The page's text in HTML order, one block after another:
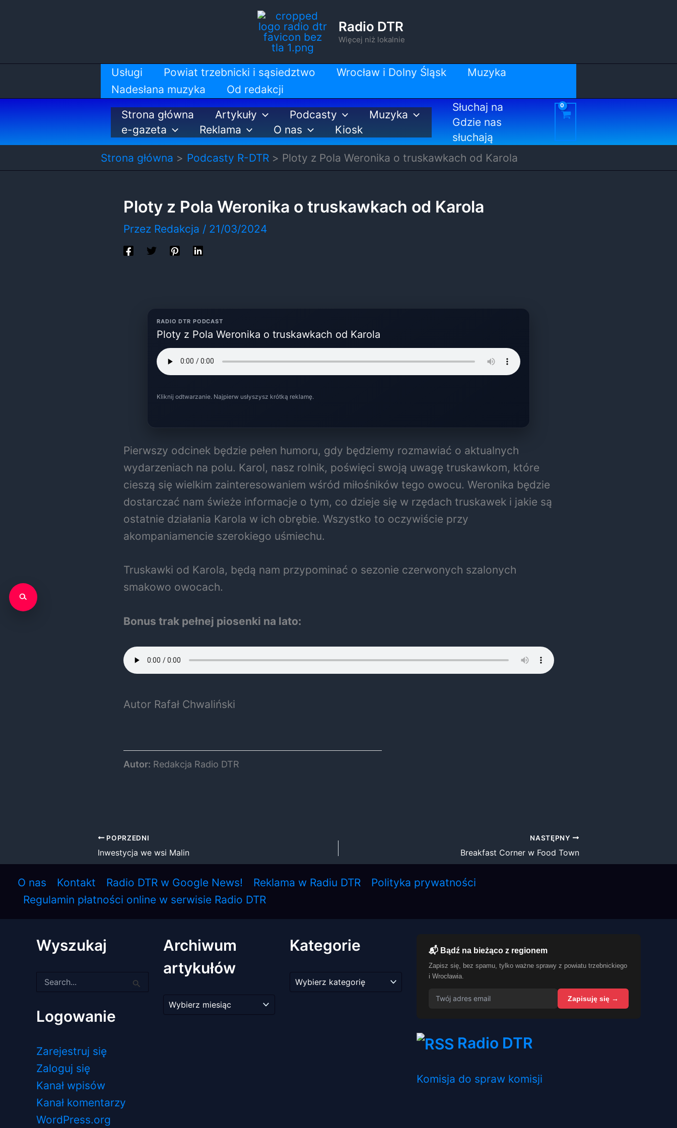
Radio DTR
Więcej niż lokalnie
Usługi Powiat trzebnicki i sąsiedztwo Wrocław i Dolny Śląsk
Muzyka
Nadesłana muzyka
Od redakcji
Strona główna
Artykuły Podcasty
Muzyka
e-gazeta
Reklama O nas Kiosk
Słuchaj na
Gdzie nas
słuchają
Strona główna
Podcasty R-DTR Ploty z Pola Weronika o truskawkach od Karola
Ploty z Pola Weronika o truskawkach od Karola
Przez Redakcja / 21/03/2024
RADIO DTR PODCAST
Ploty z Pola Weronika o truskawkach od Karola
Kliknij odtwarzanie. Najpierw usłyszysz krótką reklamę.
Pierwszy odcinek będzie pełen humoru, gdy będziemy rozmawiać o aktualnych
wydarzeniach na polu. Karol, nasz rolnik, poświęci swoją uwagę truskawkom, które
cieszą się wielkim zainteresowaniem wśród miłośników tego owocu. Weronika będzie
dostarczać nam świeże informacje o tym, co dzieje się w rzędach truskawek i jakie są
ostatnie działania Karola w ich obrębie. Wszystko to oczywiście przy
akompaniamencie szerokiego uśmiechu.
Truskawki od Karola, będą nam przypominać o sezonie czerwonych szalonych
smakowo owocach.
Bonus trak pełnej piosenki na lato:
Autor Rafał Chwaliński
Autor: Redakcja Radio DTR
POPRZEDNI
Inwestycja we wsi Malin
NASTĘPNY
Breakfast Corner w Food Town
O nas Kontakt Radio DTR w Google News! Reklama w Radiu DTR
Polityka prywatności
Regulamin płatności online w serwisie Radio DTR
Wyszukaj
dla:
Logowanie
Zarejestruj się
Zaloguj się
Kanał wpisów
Kanał komentarzy
WordPress.org
Archiwum
artykułów
artykułów
Kategorie 📬 Bądź na bieżąco z regionem
Zapisz się, bez spamu, tylko ważne sprawy z powiatu trzebnickiego
i Wrocławia.
Zapisuję się →
Radio DTR
Komisja do spraw komisji